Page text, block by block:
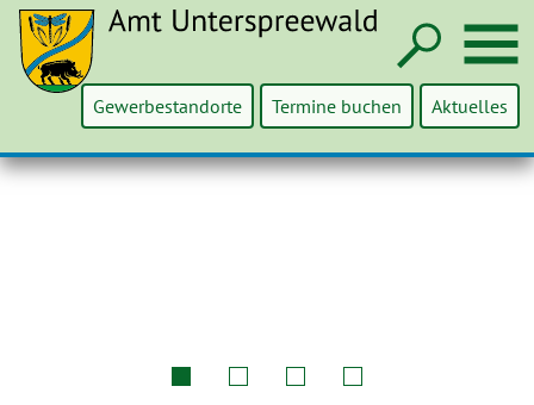
Gewerbestandorte Termine buchen Aktuelles